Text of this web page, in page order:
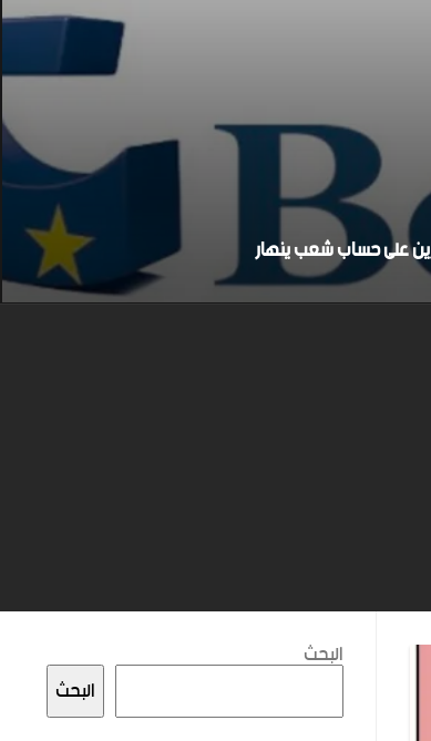
على حساب شعب ينهار
البحث
البحث